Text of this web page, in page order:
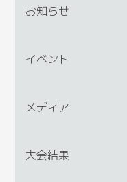
お知らせ
イベント
メディア
大会結果